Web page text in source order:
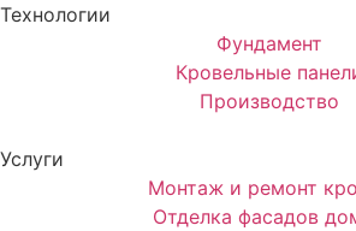
Технологии
Фундамент
Кровельные
Производство
Услуги
Монтаж и ремонт
Отделка фасадов